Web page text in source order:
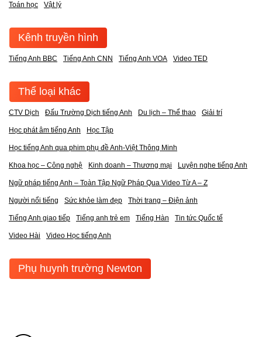
Toán học Vật lý
Kênh truyền hình
Tiếng Anh BBC Tiếng Anh CNN Tiếng Anh VOA Video TED
Thể loại khác
CTV Dịch Đấu Trường Dịch tiếng Anh Du lịch – Thể thao Giải trí
Học phát âm tiếng Anh Học Tập
Học tiếng Anh qua phim phụ đề Anh-Việt Thông Minh
Khoa học – Công nghệ Kinh doanh – Thương mại Luyện nghe tiếng Anh
Ngữ pháp tiếng Anh – Toàn Tập Ngữ Pháp Qua Video Từ A – Z
Người nổi tiếng Sức khỏe làm đẹp Thời trang – Điện ảnh
Tiếng Anh giao tiếp Tiếng anh trẻ em Tiếng Hàn Tin tức Quốc tế
Video Hài Video Học tiếng Anh
Phụ huynh trường Newton